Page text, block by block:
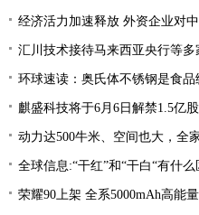
经济活力加速释放 外资企业对
汇川技术接待马来西亚央行等多
环球速读：奥氏体不锈钢是食
麒盛科技将于6月6日解禁1.5亿
动力达500牛米、空间也大，全
全球信息:“干红”和“干白“有什么
荣耀90上架 全系5000mAh高能